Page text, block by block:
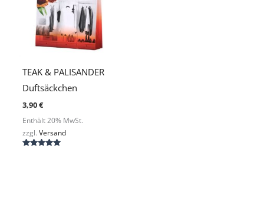
TEAK & PALISANDER
Duftsäckchen
3,90€
Enthält 20% MwSt.
zzgl. Versand